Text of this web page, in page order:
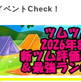
ベントCheck！